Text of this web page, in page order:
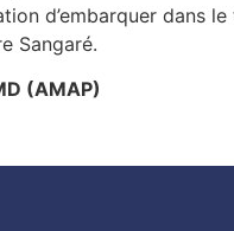
d’embarquer dans
Sangaré.
(AMAP)